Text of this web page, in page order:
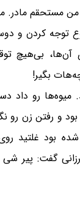
مستحقم
توجه کردن و
بی‌هیچ
بگیر!
میوه‌ها رو داد
و رفتن زن رو
بود غلتید
گفت: پیر شی